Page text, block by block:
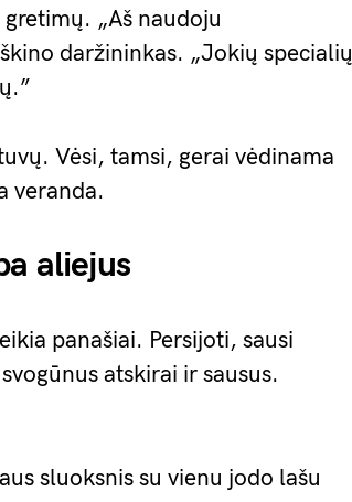
„Aš naudoju
daržininkas. „Jokių specialių
Vėsi, tamsi, gerai vėdinama
veranda.
aliejus
panašiai. Persijoti, sausi
atskirai ir sausus.
sluoksnis su vienu jodo lašu